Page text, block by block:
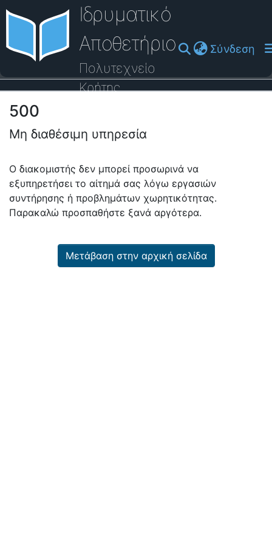
Ιδρυματικό
Αποθετήριο
Πολυτεχνείο
Κρήτης
Σύνδεση
Οδηγός Βοήθειας
500
Μη διαθέσιμη υπηρεσία
Ο διακομιστής δεν μπορεί προσωρινά να
εξυπηρετήσει το αίτημά σας λόγω εργασιών
συντήρησης ή προβλημάτων χωρητικότητας.
Παρακαλώ προσπαθήστε ξανά αργότερα.
Μετάβαση στην αρχική σελίδα